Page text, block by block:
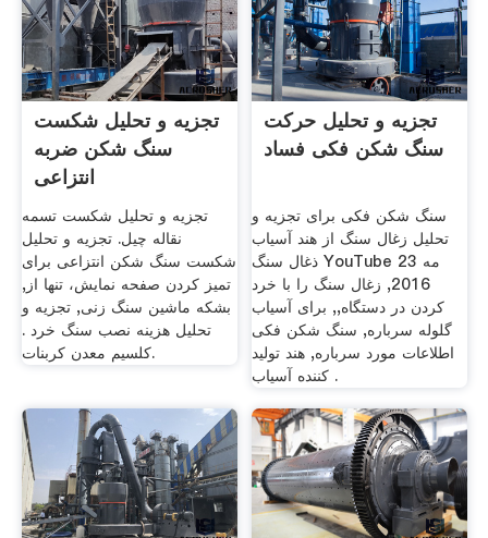
تجزیه و تحلیل شکست
سنگ شکن ضربه
انتزاعی
تجزیه و تحلیل شکست تسمه
نقاله چیل. تجزیه و تحلیل
شکست سنگ شکن انتزاعی برای
تمیز کردن صفحه نمایش، تنها از,
بشکه ماشین سنگ زنی, تجزیه و
تحلیل هزینه نصب سنگ خرد .
کلسیم معدن کربنات.
تجزیه و تحلیل حرکت
سنگ شکن فکی فساد
سنگ شکن فکی برای تجزیه و
تحلیل زغال سنگ از هند آسیاب
ذغال سنگ YouTube 23 مه
2016, زغال سنگ را با خرد
کردن در دستگاه,, برای آسیاب
گلوله سرباره, سنگ شکن فکی
اطلاعات مورد سرباره, هند تولید
کننده آسیاب .